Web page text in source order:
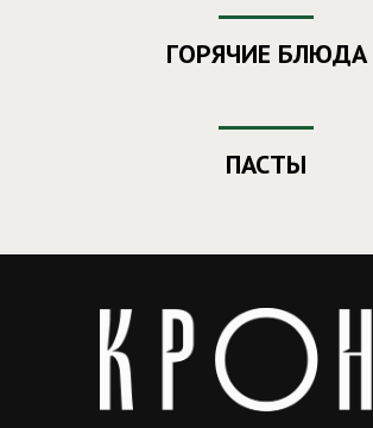
ГОРЯЧИЕ БЛЮДА
ПАСТЫ